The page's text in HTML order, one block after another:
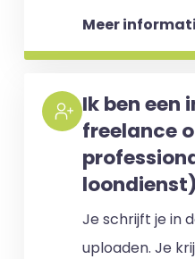
Meer
Ik ben een
freelance
loondienst)
Je schrijft je in
uploaden. Je